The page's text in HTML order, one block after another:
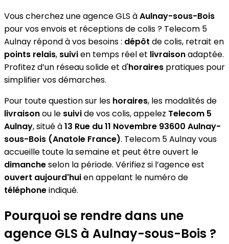
Vous cherchez une agence GLS àAulnay-sous-Bois
pour vos envois et réceptions de colis ? Telecom 5
Aulnay répond à vos besoins : dépôt de colis, retrait en
points relais, suivien temps réel et livraisonadaptée.
Profitez d’un réseau solide et d'horaires pratiques pour
simplifier vos démarches.
Pour toute question sur les horaires, les modalités de
livraisonou le suivide vos colis, appelez Telecom 5
Aulnay, situé à13 Rue du 11 Novembre 93600 Aulnay-
sous-Bois (Anatole France). Telecom 5 Aulnay vous
accueille toute la semaine et peut être ouvert le
dimancheselon la période. Vérifiez si l’agence est
ouvert aujourd'huien appelant le numéro de
téléphoneindiqué.
Pourquoi se rendre dans une
agence GLS à Aulnay-sous-Bois ?